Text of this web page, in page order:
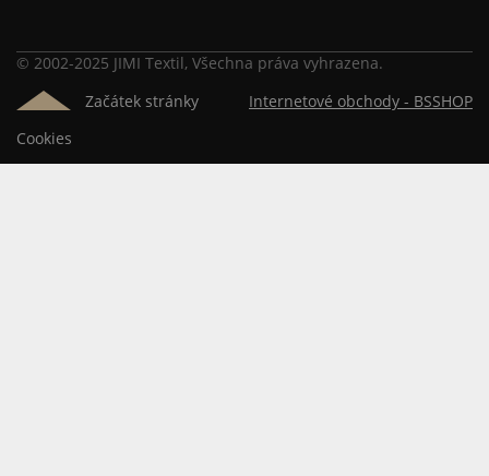
© 2002-2025 JIMI Textil, Všechna práva vyhrazena.
Začátek stránky
Internetové obchody - BSSHOP
Cookies